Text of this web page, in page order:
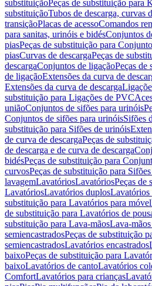
substituiçãoPeças de substituição para
substituiçãoTubos de descarga, curvas
transiçãoPlacas de acessoComandos
para sanitas, urinóis e bidésConjuntos
piasPeças de substituição para
piasCurvas de descargaPeças de
descargaConjuntos de ligaçãoPeças de
de ligaçãoExtensões da curva de
Extensões da curva de descarga
substituição para Ligações de PVC
uniãoConjuntos de sifões para urinóis
Conjuntos de sifões para urinóisSifões
substituição para Sifões de urinóis
de curva de descargaPeças de
de descarga e de curva de descarga
bidésPeças de substituição para
curvosPeças de substituição para
lavagemLavatóriosLavatóriosPeças de
LavatóriosLavatórios duplosLavatórios
substituição para Lavatórios para móvel
de substituição para Lavatórios de
substituição para Lava-mãosLava-
semiencastradosPeças de substituição
semiencastradosLavatórios encastrados
baixoPeças de substituição para
baixoLavatórios de cantoLavatórios
ComfortLavatórios para crianças